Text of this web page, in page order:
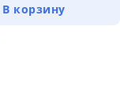
В корзину